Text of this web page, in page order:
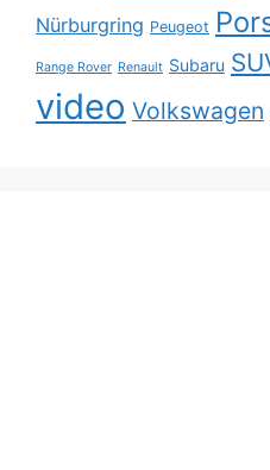
Nürburgring Peugeot
Range Rover Renault Subaru
video Volkswagen